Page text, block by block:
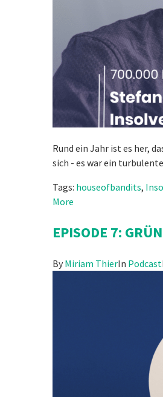
Rund ein Jahr ist es her,
sich - es war ein
Tags: houseofbandits,
More
EPISODE 7:
By Miriam ThierIn Podcast